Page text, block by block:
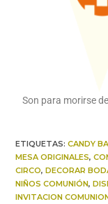
Son para morirse
ETIQUETAS:CANDY
MESA ORIGINALES,
CIRCO, DECORAR
NIÑOS COMUNIÓN,
INVITACION